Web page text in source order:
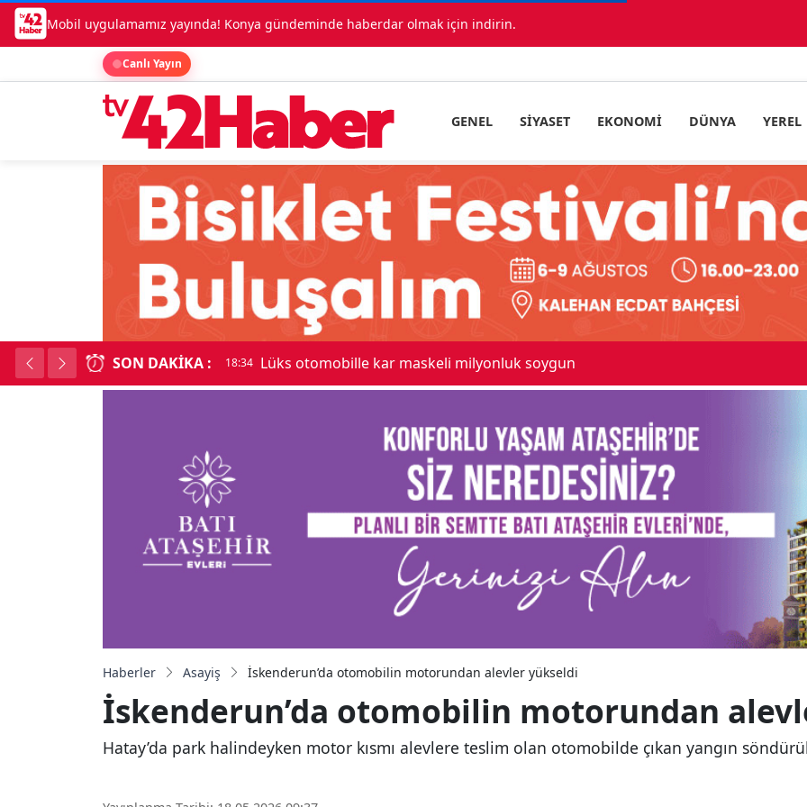
Mobil uygulamamız yayında! Konya gündeminde haberdar olmak için indirin.
Canlı Yayın
GENEL SIYASET EKONOMI DÜNYA YEREL
SON DAKIKA : 18:34 Lüks otomobille kar maskeli milyonluk soygun
Haberler Asayiş İskenderun’da otomobilin motorundan alevler yükseldi
İskenderun’da otomobilin motorundan
Hatay’da park halindeyken motor kısmı alevlere teslim olan otomobilde çıkan yangın